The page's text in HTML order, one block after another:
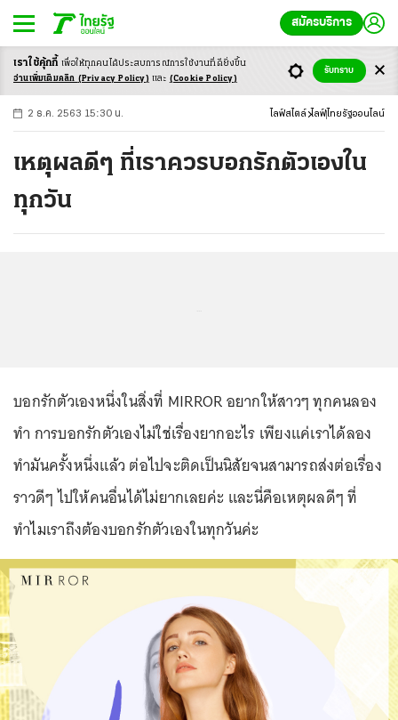
สมัครบริการ
-ก ก ก+
2 ธ.ค. 2563 15:30 น. ไลฟ์สไตล์ ไลฟ์ไทยรัฐออนไลน์
เหตุผลดีๆ ที่เราควรบอกรักตัวเองใน
ทุกวัน
บอกรักตัวเองหนึ่งในสิ่งที่ MIRROR อยากให้สาวๆ ทุกคนลอง
ทำ การบอกรักตัวเองไม่ใช่เรื่องยากอะไร เพียงแค่เราได้ลอง
ทำมันครั้งหนึ่งแล้ว ต่อไปจะติดเป็นนิสัยจนสามารถส่งต่อเรื่อง
ราวดีๆ ไปให้คนอื่นได้ไม่ยากเลยค่ะ และนี่คือเหตุผลดีๆ ที่
ทำไมเราถึงต้องบอกรักตัวเองในทุกวันค่ะ
เราใช้คุ้กกี้ เพื่อให้ทุกคนได้ประสบการณ์การใช้งานที่ดียิ่งขึ้น
อ่านเพิ่มเติมคลิก (Privacy Policy) และ (Cookie Policy)
รับทราบ